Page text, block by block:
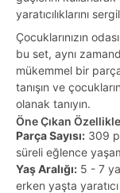
yaratıcılıklarını
Çocuklarınızın
bu set, aynı
mükemmel bir
tanışın ve
olanak tanıyın.
Öne Çıkan
Parça Sayısı: 309
süreli eğlence
Yaş Aralığı: 5 - 7
erken yaşta